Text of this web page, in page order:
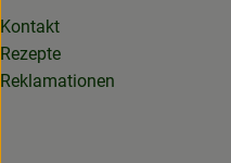
Kontakt
Rezepte
Reklamationen